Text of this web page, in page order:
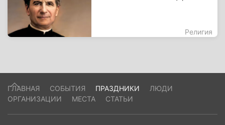
Религия
ГЛАВНАЯ СОБЫТИЯ ПРАЗДНИКИ
ЛЮДИ
ОРГАНИЗАЦИИ
МЕСТА СТАТЬИ